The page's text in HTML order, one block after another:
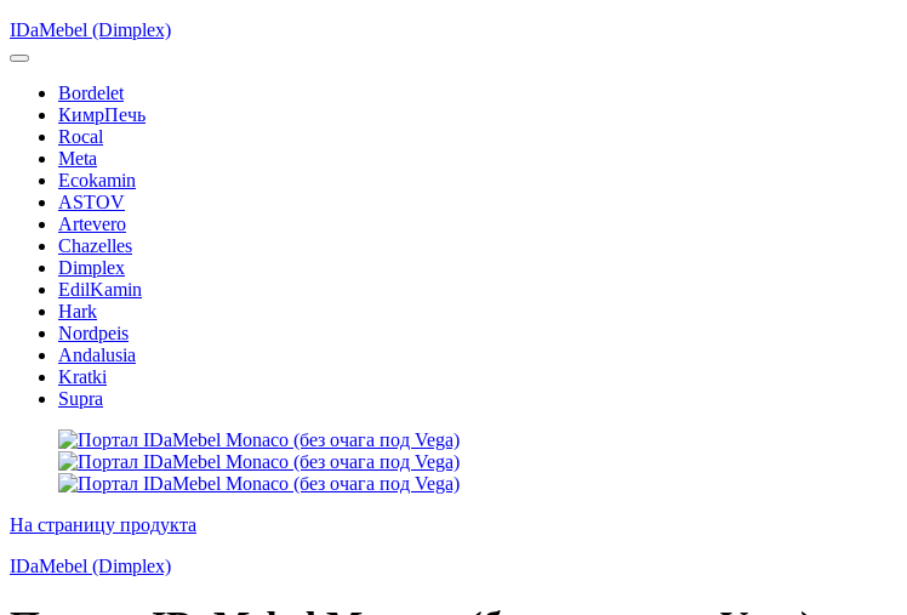
IDaMebel (Dimplex)
Bordelet
КимрПечь
Rocal
Meta
Ecokamin
ASTOV
Artevero
Chazelles
Dimplex
EdilKamin
Hark
Nordpeis
Andalusia
Kratki
Supra
На страницу продукта
IDaMebel (Dimplex)